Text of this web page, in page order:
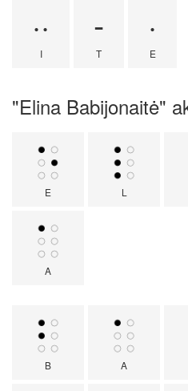
··
I
-
T
·
E
"Elina Babijonaitė"
E L
A
B A